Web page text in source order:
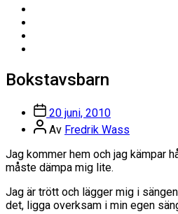
Bokstavsbarn
Inläggsdatum
20 juni, 2010
Inläggsförfattare
Av Fredrik Wass
Jag kommer hem och jag kämpar
måste dämpa mig lite.
Jag är trött och lägger mig i
det, ligga overksam i min egen